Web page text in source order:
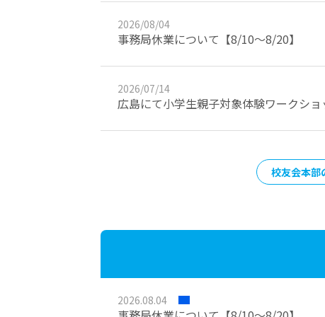
2026/08/04
事務局休業について【8/10～8/20】
2026/07/14
広島にて小学生親子対象体験ワークショ
校友会本部
2026.08.04